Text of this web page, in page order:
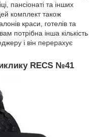
пансіонаті та інших
комплект також
краси, готелів та
потрібна інша кількість
і він перерахує
RECS №41